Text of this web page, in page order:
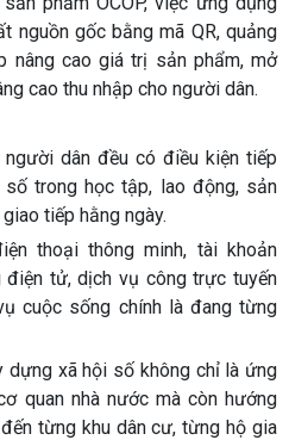
nguồn gốc bằng mã QR, quảng
nâng cao giá trị sản phẩm, mở
cao thu nhập cho người dân.
dân đều có điều kiện tiếp
trong học tập, lao động, sản
tiếp hằng ngày.
thoại thông minh, tài khoản
điện tử, dịch vụ công trực tuyến
cuộc sống chính là đang từng
xã hội số không chỉ là ứng
quan nhà nước mà còn hướng
từng khu dân cư, từng hộ gia